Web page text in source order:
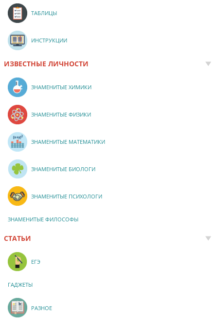
ТАБЛИЦЫ
ИНСТРУКЦИИ
ИЗВЕСТНЫЕ ЛИЧНОСТИ
ЗНАМЕНИТЫЕ ХИМИКИ
ЗНАМЕНИТЫЕ ФИЗИКИ
ЗНАМЕНИТЫЕ МАТЕМАТИКИ
ЗНАМЕНИТЫЕ БИОЛОГИ
ЗНАМЕНИТЫЕ ПСИХОЛОГИ
ЗНАМЕНИТЫЕ ФИЛОСОФЫ
СТАТЬИ
ЕГЭ
ГАДЖЕТЫ
РАЗНОЕ